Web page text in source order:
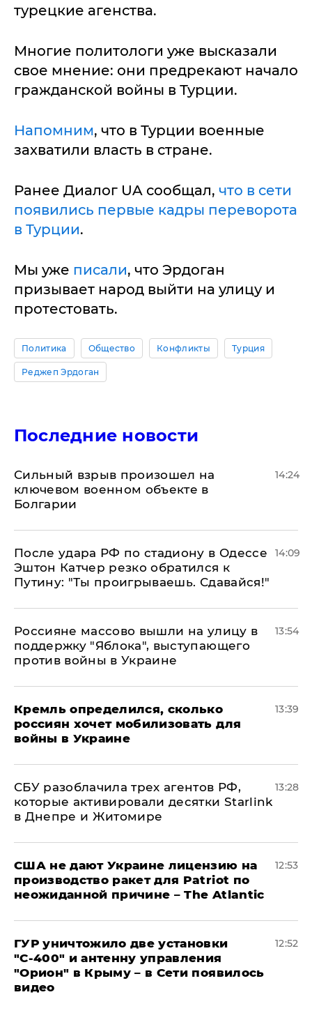
турецкие агенства.
Многие политологи уже высказали
свое мнение: они предрекают начало
гражданской войны в Турции.
Напомним, что в Турции военные
захватили власть в стране.
Ранее Диалог UA сообщал, что в сети
появились первые кадры переворота
в Турции.
Мы уже писали, что Эрдоган
призывает народ выйти на улицу и
протестовать.
Политика Общество Конфликты Турция
Реджеп Эрдоган
Последние новости
Сильный взрыв произошел на
ключевом военном объекте в
Болгарии
14:24
После удара РФ по стадиону в Одессе
Эштон Катчер резко обратился к
Путину: "Ты проигрываешь. Сдавайся!"
14:09
Россияне массово вышли на улицу в
поддержку "Яблока", выступающего
против войны в Украине
13:54
Кремль определился, сколько
россиян хочет мобилизовать для
войны в Украине
13:39
СБУ разоблачила трех агентов РФ,
которые активировали десятки Starlink
в Днепре и Житомире
13:28
США не дают Украине лицензию на
производство ракет для Patriot по
неожиданной причине – The Atlantic
12:53
ГУР уничтожило две установки
"С‑400" и антенну управления
"Орион" в Крыму – в Сети появилось
видео
12:52